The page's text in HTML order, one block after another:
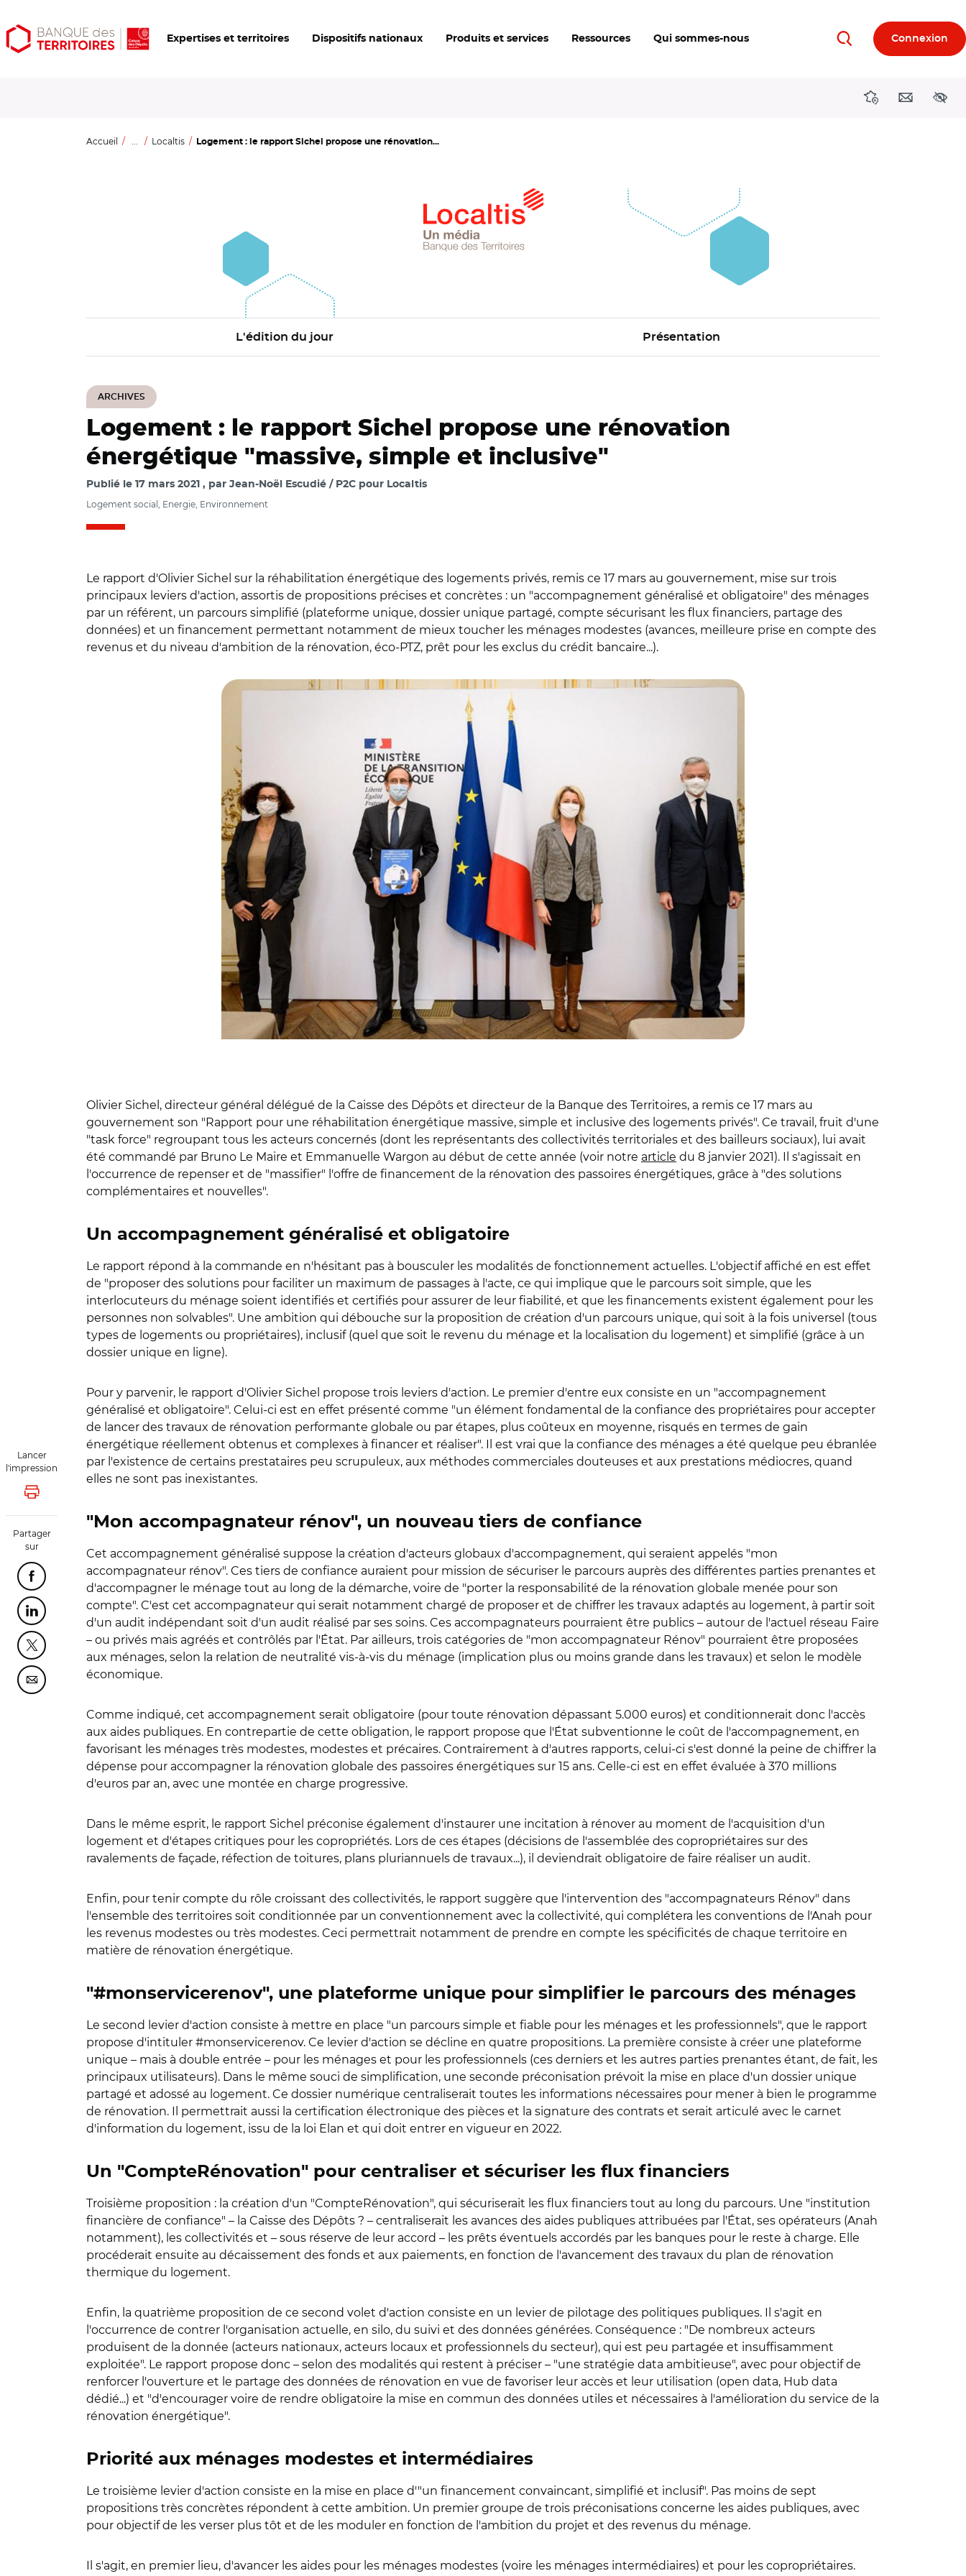
Aller
au
Aller
au
Ouvrir
les
Expertises et territoires Dispositifs nationaux Produits et services Ressources Qui sommes-nous RechercherConnexion
DirectionsContact
Accueil ... Localtis Logement : le rapport Sichel propose une rénovation...
L'édition du jour Présentation
ARCHIVES
Lancer
l'impression
Lancer l'impression
Partager
sur
Partager cette page sur Facebook
Partager cette page sur Linkedin
Partager cette page sur Twitter
Partager cette page sur Courriel
Logement : le rapport Sichel propose une rénovation
énergétique "massive, simple et inclusive"
Publié le 17 mars 2021 par Jean-Noël Escudié / P2C pour Localtis
Logement social, Energie, Environnement
Le rapport d'Olivier Sichel sur la réhabilitation énergétique des logements privés, remis ce 17 mars au gouvernement, mise sur trois
principaux leviers d'action, assortis de propositions précises et concrètes : un "accompagnement généralisé et obligatoire" des ménages
par un référent, un parcours simplifié (plateforme unique, dossier unique partagé, compte sécurisant les flux financiers, partage des
données) et un financement permettant notamment de mieux toucher les ménages modestes (avances, meilleure prise en compte des
revenus et du niveau d'ambition de la rénovation, éco-PTZ, prêt pour les exclus du crédit bancaire...).
Olivier Sichel, directeur général délégué de la Caisse des Dépôts et directeur de la Banque des Territoires, a remis ce 17 mars au
gouvernement son "Rapport pour une réhabilitation énergétique massive, simple et inclusive des logements privés". Ce travail, fruit d'une
"task force" regroupant tous les acteurs concernés (dont les représentants des collectivités territoriales et des bailleurs sociaux), lui avait
été commandé par Bruno Le Maire et Emmanuelle Wargon au début de cette année (voir notre article du 8 janvier 2021). Il s'agissait en
l'occurrence de repenser et de "massifier" l'offre de financement de la rénovation des passoires énergétiques, grâce à "des solutions
complémentaires et nouvelles".
Un accompagnement généralisé et obligatoire
Le rapport répond à la commande en n'hésitant pas à bousculer les modalités de fonctionnement actuelles. L'objectif affiché en est effet
de "proposer des solutions pour faciliter un maximum de passages à l'acte, ce qui implique que le parcours soit simple, que les
interlocuteurs du ménage soient identifiés et certifiés pour assurer de leur fiabilité, et que les financements existent également pour les
personnes non solvables". Une ambition qui débouche sur la proposition de création d'un parcours unique, qui soit à la fois universel (tous
types de logements ou propriétaires), inclusif (quel que soit le revenu du ménage et la localisation du logement) et simplifié (grâce à un
dossier unique en ligne).
Pour y parvenir, le rapport d'Olivier Sichel propose trois leviers d'action. Le premier d'entre eux consiste en un "accompagnement
généralisé et obligatoire". Celui-ci est en effet présenté comme "un élément fondamental de la confiance des propriétaires pour accepter
de lancer des travaux de rénovation performante globale ou par étapes, plus coûteux en moyenne, risqués en termes de gain
énergétique réellement obtenus et complexes à financer et réaliser". Il est vrai que la confiance des ménages a été quelque peu ébranlée
par l'existence de certains prestataires peu scrupuleux, aux méthodes commerciales douteuses et aux prestations médiocres, quand
elles ne sont pas inexistantes.
"Mon accompagnateur rénov", un nouveau tiers de confiance
Cet accompagnement généralisé suppose la création d'acteurs globaux d'accompagnement, qui seraient appelés "mon
accompagnateur rénov". Ces tiers de confiance auraient pour mission de sécuriser le parcours auprès des différentes parties prenantes et
d'accompagner le ménage tout au long de la démarche, voire de "porter la responsabilité de la rénovation globale menée pour son
compte". C'est cet accompagnateur qui serait notamment chargé de proposer et de chiffrer les travaux adaptés au logement, à partir soit
d'un audit indépendant soit d'un audit réalisé par ses soins. Ces accompagnateurs pourraient être publics – autour de l'actuel réseau Faire
– ou privés mais agréés et contrôlés par l'État. Par ailleurs, trois catégories de "mon accompagnateur Rénov" pourraient être proposées
aux ménages, selon la relation de neutralité vis-à-vis du ménage (implication plus ou moins grande dans les travaux) et selon le modèle
économique.
Comme indiqué, cet accompagnement serait obligatoire (pour toute rénovation dépassant 5.000 euros) et conditionnerait donc l'accès
aux aides publiques. En contrepartie de cette obligation, le rapport propose que l'État subventionne le coût de l'accompagnement, en
favorisant les ménages très modestes, modestes et précaires. Contrairement à d'autres rapports, celui-ci s'est donné la peine de chiffrer la
dépense pour accompagner la rénovation globale des passoires énergétiques sur 15 ans. Celle-ci est en effet évaluée à 370 millions
d'euros par an, avec une montée en charge progressive.
Dans le même esprit, le rapport Sichel préconise également d'instaurer une incitation à rénover au moment de l'acquisition d'un
logement et d'étapes critiques pour les copropriétés. Lors de ces étapes (décisions de l'assemblée des copropriétaires sur des
ravalements de façade, réfection de toitures, plans pluriannuels de travaux...), il deviendrait obligatoire de faire réaliser un audit.
Enfin, pour tenir compte du rôle croissant des collectivités, le rapport suggère que l'intervention des "accompagnateurs Rénov" dans
l'ensemble des territoires soit conditionnée par un conventionnement avec la collectivité, qui complétera les conventions de l'Anah pour
les revenus modestes ou très modestes. Ceci permettrait notamment de prendre en compte les spécificités de chaque territoire en
matière de rénovation énergétique.
"#monservicerenov", une plateforme unique pour simplifier le parcours des ménages
Le second levier d'action consiste à mettre en place "un parcours simple et fiable pour les ménages et les professionnels", que le rapport
propose d'intituler #monservicerenov. Ce levier d'action se décline en quatre propositions. La première consiste à créer une plateforme
unique – mais à double entrée – pour les ménages et pour les professionnels (ces derniers et les autres parties prenantes étant, de fait, les
principaux utilisateurs). Dans le même souci de simplification, une seconde préconisation prévoit la mise en place d'un dossier unique
partagé et adossé au logement. Ce dossier numérique centraliserait toutes les informations nécessaires pour mener à bien le programme
de rénovation. Il permettrait aussi la certification électronique des pièces et la signature des contrats et serait articulé avec le carnet
d'information du logement, issu de la loi Elan et qui doit entrer en vigueur en 2022.
Un "CompteRénovation" pour centraliser et sécuriser les flux financiers
Troisième proposition : la création d'un "CompteRénovation", qui sécuriserait les flux financiers tout au long du parcours. Une "institution
financière de confiance" – la Caisse des Dépôts ? – centraliserait les avances des aides publiques attribuées par l'État, ses opérateurs (Anah
notamment), les collectivités et – sous réserve de leur accord – les prêts éventuels accordés par les banques pour le reste à charge. Elle
procéderait ensuite au décaissement des fonds et aux paiements, en fonction de l'avancement des travaux du plan de rénovation
thermique du logement.
Enfin, la quatrième proposition de ce second volet d'action consiste en un levier de pilotage des politiques publiques. Il s'agit en
l'occurrence de contrer l'organisation actuelle, en silo, du suivi et des données générées. Conséquence : "De nombreux acteurs
produisent de la donnée (acteurs nationaux, acteurs locaux et professionnels du secteur), qui est peu partagée et insuffisamment
exploitée". Le rapport propose donc – selon des modalités qui restent à préciser – "une stratégie data ambitieuse", avec pour objectif de
renforcer l'ouverture et le partage des données de rénovation en vue de favoriser leur accès et leur utilisation (open data, Hub data
dédié...) et "d'encourager voire de rendre obligatoire la mise en commun des données utiles et nécessaires à l'amélioration du service de la
rénovation énergétique".
Priorité aux ménages modestes et intermédiaires
Le troisième levier d'action consiste en la mise en place d'"un financement convaincant, simplifié et inclusif". Pas moins de sept
propositions très concrètes répondent à cette ambition. Un premier groupe de trois préconisations concerne les aides publiques, avec
pour objectif de les verser plus tôt et de les moduler en fonction de l'ambition du projet et des revenus du ménage.
Il s'agit, en premier lieu, d'avancer les aides pour les ménages modestes (voire les ménages intermédiaires) et pour les copropriétaires.